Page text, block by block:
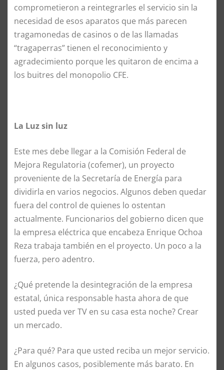
comprometieron a reintegrarles el servicio sin la
necesidad de esos aparatos que más parecen
tragamonedas de casinos o de las llamadas
“tragaperras” tienen el reconocimiento y
agradecimiento porque les quitaron de encima a
los buitres del monopolio CFE.
La Luz sin luz
Este mes debe llegar a la Comisión Federal de
Mejora Regulatoria (cofemer), un proyecto
proveniente de la Secretaría de Energía para
dividirla en varios negocios. Algunos deben quedar
fuera del control de quienes lo ostentan
actualmente. Funcionarios del gobierno dicen que
la empresa eléctrica que encabeza Enrique Ochoa
Reza trabaja también en el proyecto. Un poco a la
fuerza, pero adentro.
¿Qué pretende la desintegración de la empresa
estatal, única responsable hasta ahora de que
usted pueda ver TV en su casa esta noche? Crear
un mercado.
¿Para qué? Para que usted reciba un mejor servicio.
En algunos casos, posiblemente más barato. En